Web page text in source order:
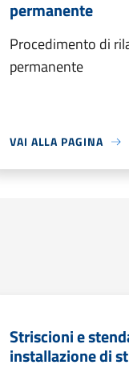
permanente
Procedimento di
permanente
VAI ALLA PAGINA
Striscioni e
installazione di